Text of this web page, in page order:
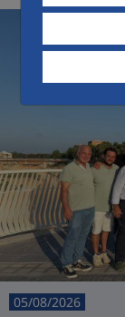
05/08/2026